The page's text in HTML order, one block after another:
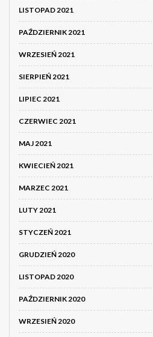
LISTOPAD 2021
PAŹDZIERNIK 2021
WRZESIEŃ 2021
SIERPIEŃ 2021
LIPIEC 2021
CZERWIEC 2021
MAJ 2021
KWIECIEŃ 2021
MARZEC 2021
LUTY 2021
STYCZEŃ 2021
GRUDZIEŃ 2020
LISTOPAD 2020
PAŹDZIERNIK 2020
WRZESIEŃ 2020